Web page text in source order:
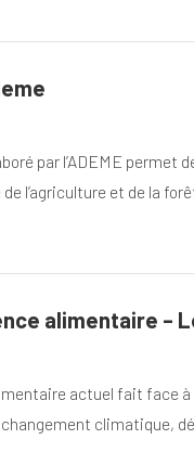
par l’ADEME permet
l’agriculture et de la
alimentaire –
actuel fait face
climatique,